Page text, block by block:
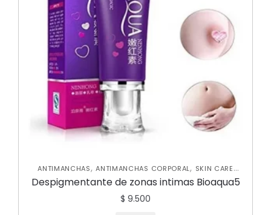
ANTIMANCHAS,ANTIMANCHAS CORPORAL, SKIN CARE
CORPORAL, SKIN CARE FACIAL
Despigmentante de zonas intimas Bioaqua5
$ 9.500